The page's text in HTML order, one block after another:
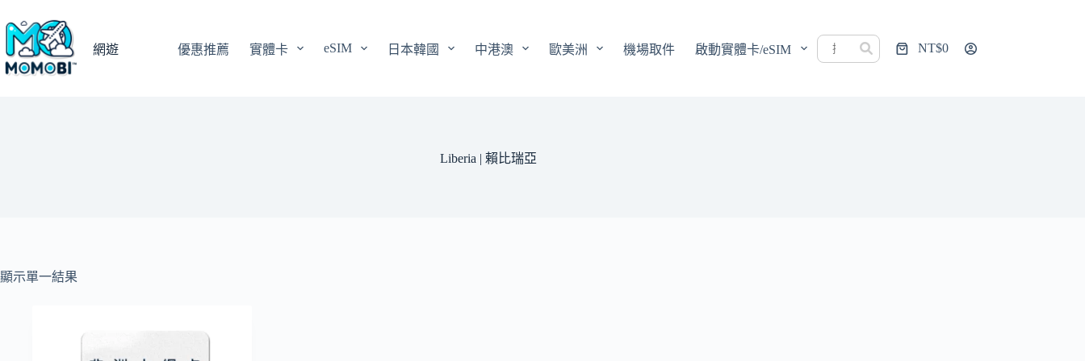
至
主
要
網遊 優惠推薦 實體卡 eSIM 日本韓國 中港澳 歐美洲 機場取件 啟動實體卡/eSIM
購
NT$0
Liberia | 賴比瑞亞
顯示單一結果